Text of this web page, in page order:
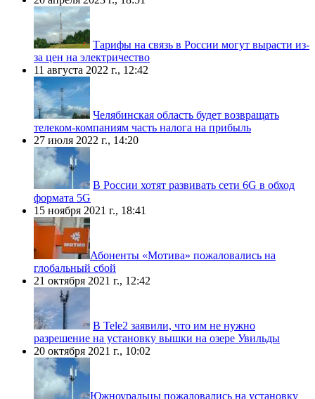
Тарифы на связь в России могут вырасти из-
за цен на электричество
11 августа 2022 г., 12:42
Челябинская область будет возвращать
телеком-компаниям часть налога на прибыль
27 июля 2022 г., 14:20
В России хотят развивать cети 6G в обход
формата 5G
15 ноября 2021 г., 18:41
​Абоненты «Мотива» пожаловались на
глобальный сбой
21 октября 2021 г., 12:42
В Tele2 заявили, что им не нужно
разрешение на установку вышки на озере Увильды
20 октября 2021 г., 10:02
​Южноуральцы пожаловались на установку